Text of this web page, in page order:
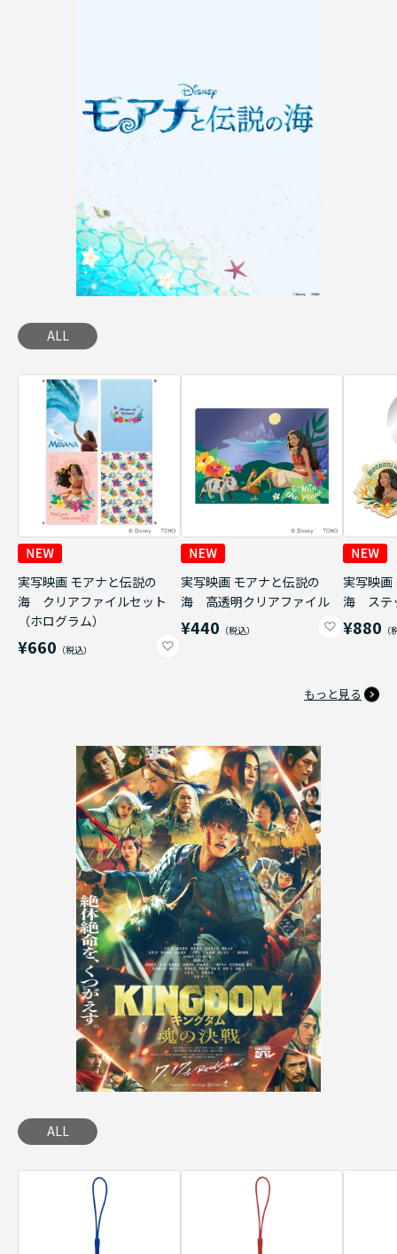
ALL
実写映画 モアナと伝説の
海 クリアファイルセット
（ホログラム）
¥660
実写映画 モアナと伝説の
海 高透明クリアファイル
¥440
実写映画
海 ステ
¥880
もっと見る
ALL